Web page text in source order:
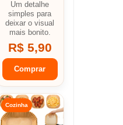
Um detalhe
simples para
deixar o visual
mais bonito.
R$ 5,90
Comprar
Cozinha